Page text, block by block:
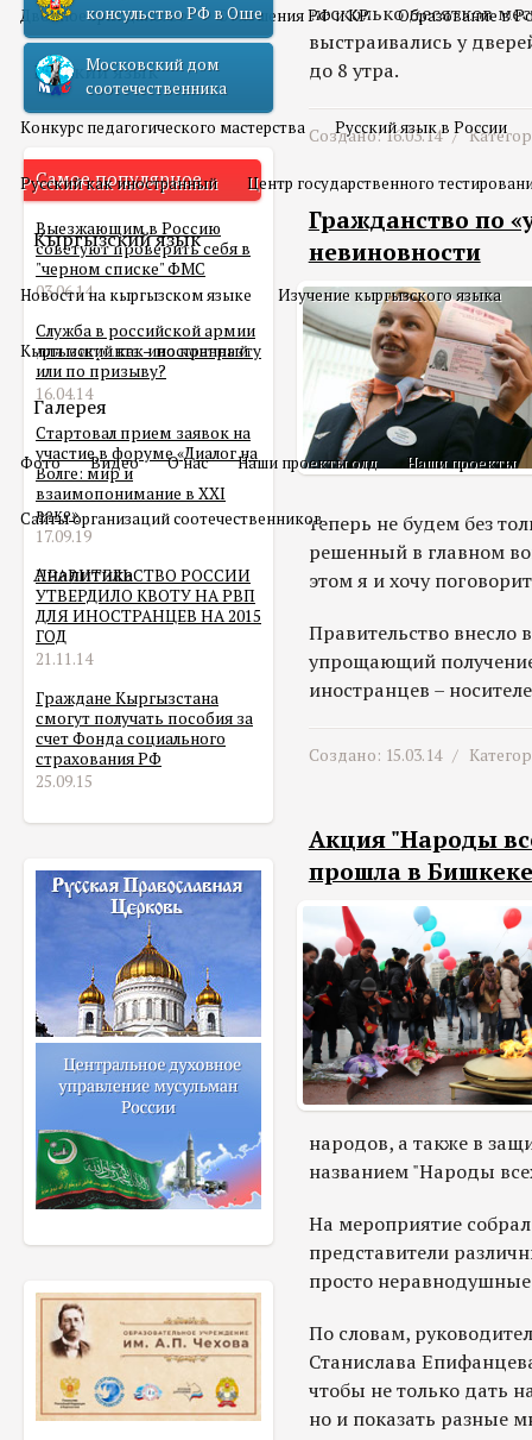
Двойное гражданство Отношения РФ и КР Образование в
Русский язык
Конкурс педагогического мастерства Русский язык в России
Русский как иностранный Центр государственного
Кыргызский язык
Новости на кыргызском языке Изучение кыргызского языка
Кыргызский как иностранный
Галерея
Фото Видео О нас Наши проекты олд Наши проекты
Сайты организаций соотечественников
Аналитика
консульство РФ в Оше
Московский дом
соотечественника
Самое популярное
Выезжающим в Россию
советуют проверить себя в
"черном списке" ФМС
03.06.14
Служба в российской армии
для мигранта – по контракту
или по призыву?
16.04.14
Стартовал прием заявок на
участие в форуме «Диалог на
Волге: мир и
взаимопонимание в XXI
веке»
17.09.19
ПРАВИТЕЛЬСТВО РОССИИ
УТВЕРДИЛО КВОТУ НА РВП
ДЛЯ ИНОСТРАНЦЕВ НА 2015
ГОД
21.11.14
Граждане Кыргызстана
смогут получать пособия за
счет Фонда социального
страхования РФ
25.09.15
несколько десятков
выстраивались у
до 8 утра.
Создано: 16.03.14 /
Гражданство по
невиновности
теперь не будем без
решенный в главном
этом я и хочу
Правительство внесло
упрощающий
иностранцев –
Создано: 15.03.14 /
Акция "Народы
прошла в Бишкеке
народов, а также в
названием "Народы
На мероприятие
представители
просто
По словам,
Станислава
чтобы не только дать
но и показать разные